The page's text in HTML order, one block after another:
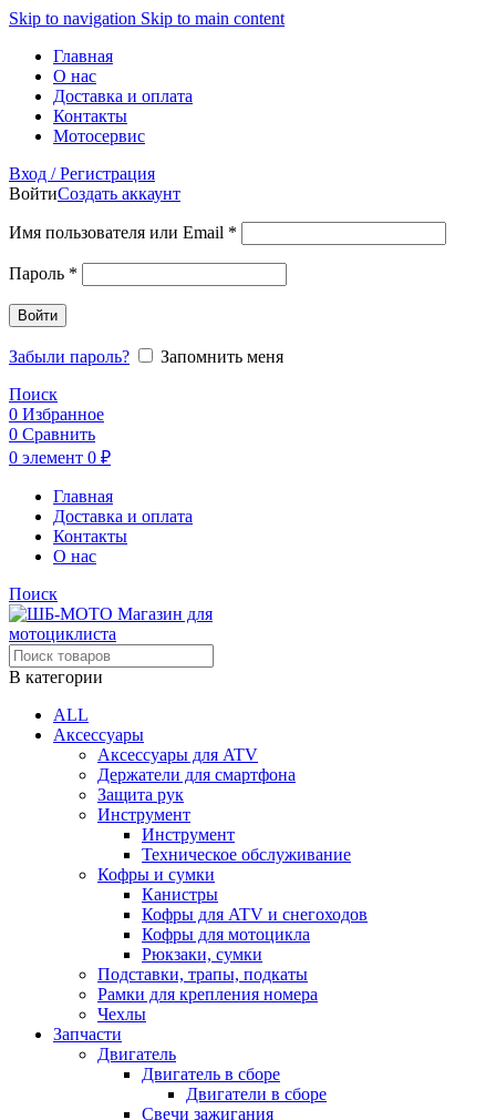
Skip to navigation Skip to main content
Главная
О нас
Доставка и оплата
Контакты
Мотосервис
Вход / Регистрация
ВойтиСоздать аккаунт
Имя пользователя или Email *
Пароль *
Войти
Забыли пароль?
Запомнить меня
Поиск
0 Избранное
0 Сравнить
0 элемент 0 ₽
Главная
Доставка и оплата
Контакты
О нас
Поиск
В категории
ALL
Аксессуары
Аксессуары для ATV
Держатели для смартфона
Защита рук
Инструмент
Инструмент
Техническое обслуживание
Кофры и сумки
Канистры
Кофры для ATV и снегоходов
Кофры для мотоцикла
Рюкзаки, сумки
Подставки, трапы, подкаты
Рамки для крепления номера
Чехлы
Запчасти
Двигатель
Двигатель в сборе
Двигатели в сборе
Свечи зажигания